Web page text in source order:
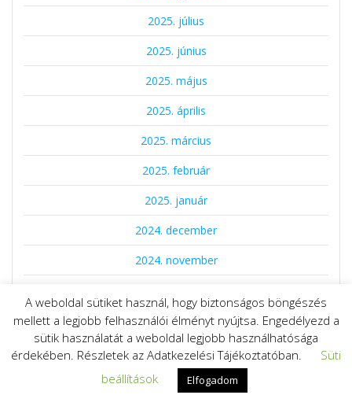
2025. július
2025. június
2025. május
2025. április
2025. március
2025. február
2025. január
2024. december
2024. november
2024. szeptember
2024. augusztus
2024. július
A weboldal sütiket használ, hogy biztonságos böngészés
mellett a legjobb felhasználói élményt nyújtsa. Engedélyezd a
sütik használatát a weboldal legjobb használhatósága
érdekében. Részletek az Adatkezelési Tájékoztatóban.
Süti
beállítások
Elfogadom